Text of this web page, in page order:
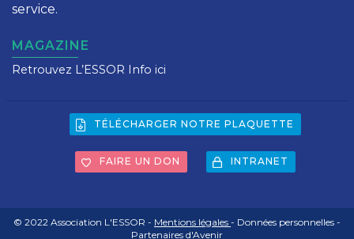
service.
MAGAZINE
Retrouvez L’ESSOR Info ici
TÉLÉCHARGER NOTRE PLAQUETTE
FAIRE UN DON INTRANET
© 2022 Association L'ESSOR - Mentions légales - Données personnelles -
Partenaires d'Avenir